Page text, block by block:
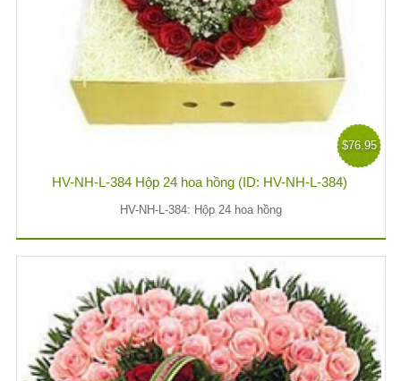
$76.95
HV-NH-L-384 Hộp 24 hoa hồng (ID: HV-NH-L-384)
HV-NH-L-384: Hộp 24 hoa hồng